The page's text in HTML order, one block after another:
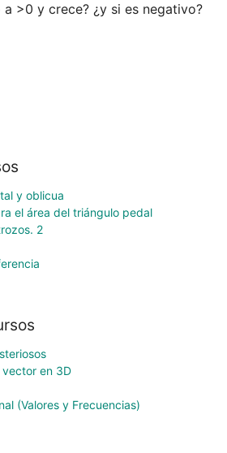
a >0 y crece? ¿y si es negativo?
y oblicua
el área del triángulo pedal
2
en 3D
(Valores y Frecuencias)